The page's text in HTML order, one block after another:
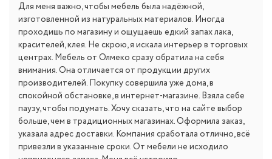
Для меня важно, чтобы мебель была надёжной,
изготовленной из натуральных материалов. Иногда
проходишь по магазину и ощущаешь едкий запах лака,
красителей, клея. Не скрою, я искала интерьер в торговых
центрах. Мебель от Олмеко сразу обратила на себя
внимания. Она отличается от продукции других
производителей. Покупку совершила уже дома, в
спокойной обстановке, в интернет-магазине. Взяла себе
паузу, чтобы подумать. Хочу сказать, что на сайте выбор
больше, чем в традиционных магазинах. Оформила заказ,
указала адрес доставки. Компания сработала отлично, всё
привезли в указанные сроки. От мебели не исходило